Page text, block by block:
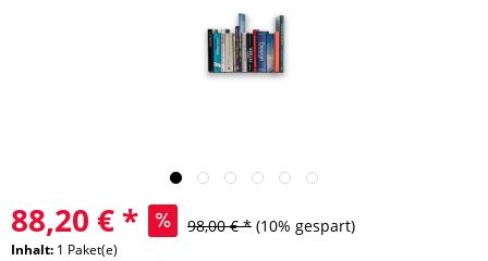
88,20 € * 98,00 € * (10% gespart)
Inhalt: 1 Paket(e)